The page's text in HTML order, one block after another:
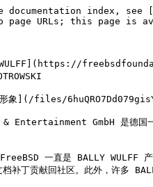
documentation index,
page URLs; this page is
WULFF](https://
形象](/files/
Entertainment GmbH 是德国一
一直是 BALLY WULFF 产
档补丁贡献回社区。此外，许多